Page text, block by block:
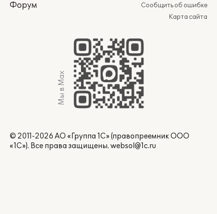
Форум
Сообщить об ошибке
Карта сайта
Мы в Max
© 2011-2026 АО «Группа 1С» (правопреемник ООО
«1С»). Все права защищены. websol@1c.ru